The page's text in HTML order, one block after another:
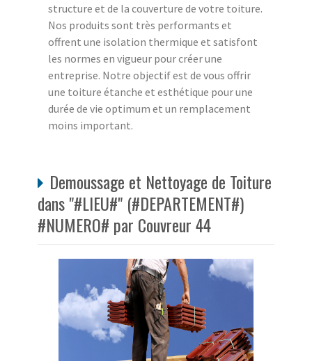
structure et de la couverture de votre toiture.
Nos produits sont très performants et
offrent une isolation thermique et satisfont
les normes en vigueur pour créer une
entreprise. Notre objectif est de vous offrir
une toiture étanche et esthétique pour une
durée de vie optimum et un remplacement
moins important.
Demoussage et Nettoyage de Toiture
dans "#LIEU#" (#DEPARTEMENT#)
#NUMERO# par Couvreur 44